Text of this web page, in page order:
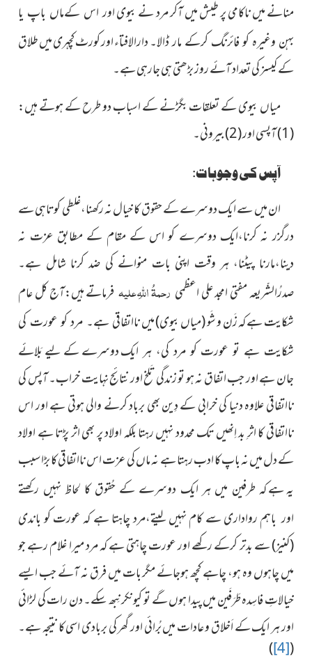
منانے میں ناکامی پر طیش میں آکر مرد نے بیویاور اس کےماں باپ یا
بہن وغیرہ کو فائرنگ کرکے مار ڈالا۔دارالافتاءاور کورٹ کچہری میں طلاق
کے کیسز کی تعداد آئے روز بڑھتی ہی جارہی ہے۔
میاں بیوی کے تعلقات بگڑنے کے اسباب دو طرح کے ہوتے ہیں:
(1) آپسی اور (2) بیرونی۔
آپس کی وجوہات:
ان میں سے ایک دوسرے کے حقوق کا خیالنہ رکھنا،غلطی کوتاہی سے
درگزر نہ کرنا،ایک دوسرے کو اس کے مقام کے مطابق عزت نہ
دینا،مارنا پیٹنا، ہر وقت اپنی بات منوانے کی ضد کرنا شامل ہے۔
صدرُالشّریعہ مفتی امجد علی اعظمی رحمۃُ اللہِ علیہفرماتے ہیں:آج کل عام
شکایت ہے کہ زَن و شَو (میاں بیوی) میںنااتفاقی ہے۔ مرد کو عورت کی
شکایت ہے تو عورت کو مرد کی، ہر ایکدوسرے کے لیے بَلائے
جان ہے اور جب اتفاق نہ ہو تو زندگی تَلخ اور نتائج نہایت خراب۔ آپس کی
نااتفاقی علاوہ دنیا کی خرابی کے دِین بھی برباد کرنے والی ہوتی ہے اور اس
نااتفاقی کا اثرِ بد اِنھیں تک محدود نہیں رہتا بلکہ اولاد پر بھی اثر پڑتا ہے اولاد
کے دل میں نہ باپ کا ادب رہتا ہے نہ ماں کی عزت اس نااتفاقی کا بڑا سبب
یہ ہےکہ طرفین میں ہر ایک دوسرے کے حُقوق کا لحاظ نہیں رکھتے
اور باہم رواداری سے کام نہیں لیتے،مرد چاہتا ہے کہ عورت کو باندی
(کنیز) سے بدتر کرکے رکھے اور عورت چاہتی ہے کہ مرد میرا غلام رہے جو
میں چاہوں وہ ہو، چاہے کچھ ہوجائے مگر بات میں فرق نہ آئے جب ایسے
خیالاتِ فاسِدہ طَرَفَین میں پیدا ہوں گے تو کیونکر نِبھ سکے۔ دن رات کی لڑائی
اور ہر ایک کے اَخلاق و عادات میں بُرائی اور گھر کی بربادی اسی کا نتیجہ ہے۔
(
[4]
)